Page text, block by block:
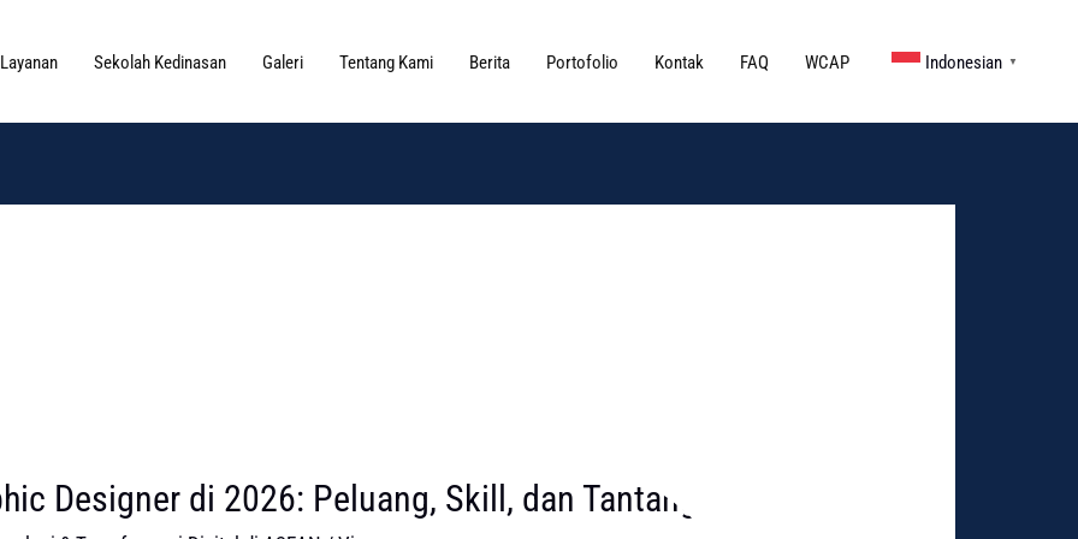
Layanan Sekolah Kedinasan Galeri Tentang Kami Berita Portofolio Kontak FAQ WCAP Indonesian ▼
Designer di 2026: Peluang, Skill, dan Tantangannya